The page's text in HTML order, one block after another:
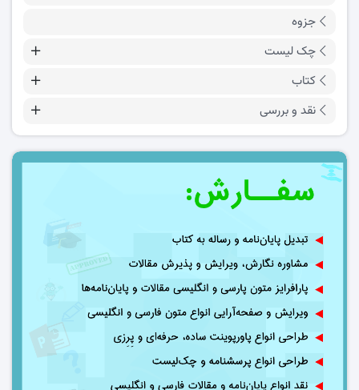
جزوه
چک لیست
کتاب
نقد و بررسی